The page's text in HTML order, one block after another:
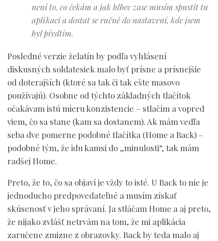
není to, co čekám a jak blbec zase musím spustit tu
aplikaci a dostat se ručně do nastavení, kde jsem
byl předtím.
Posledné verzie želatín by podľa vyhlásení
diskusných soldatesiek malo byť prísne a prísnejšie
od doterajších (ktoré sa tak či tak ešte masovo
používajú). Osobne od týchto základných tlačítok
očakávam istú mieru konzistencie – stlačím a vopred
viem, čo sa stane (kam sa dostanem). Ak mám vedľa
seba dve pomerne podobné tlačítka (Home a Back) –
podobné tým, že idu kamsi do „minulosti“, tak mám
radšej Home.
Preto, že to, čo sa objaví je vždy to isté. U Back to nie je
jednoducho predpovedateľné a musím získať
skúsenosť v jeho správaní. Ja stláčam Home a aj preto,
že nijako zvlášť netrvám na tom, že mi aplikácia
zaručene zmizne z obrazovky. Back by teda malo aj